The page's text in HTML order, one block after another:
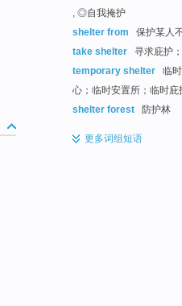
, ◎自我掩护
shelter from
保护某人
take shelter
寻求庇护
temporary shelter
临
心；临时安置所；临时庇
shelter forest
防护林
更多词组短语